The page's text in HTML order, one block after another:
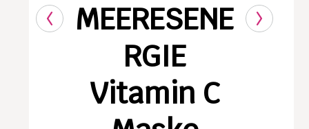
MEERESENE
RGIE
Vitamin C